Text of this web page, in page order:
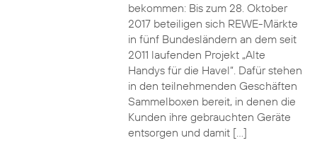
bekommen: Bis zum 28. Oktober
2017 beteiligen sich REWE-Märkte
in fünf Bundesländern an dem seit
2011 laufenden Projekt „Alte
Handys für die Havel“. Dafür stehen
in den teilnehmenden Geschäften
Sammelboxen bereit, in denen die
Kunden ihre gebrauchten Geräte
entsorgen und damit […]